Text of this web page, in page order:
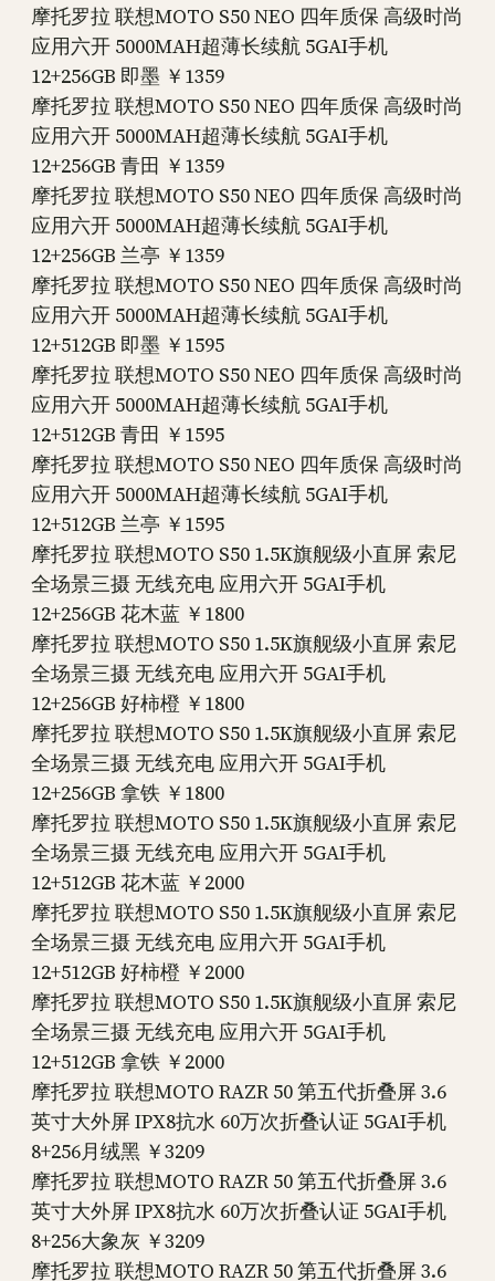
摩托罗拉 联想MOTO S50 NEO 四年质保 高级时尚
应用六开 5000MAH超薄长续航 5GAI手机
12+256GB 即墨 ￥1359
摩托罗拉 联想MOTO S50 NEO 四年质保 高级时尚
应用六开 5000MAH超薄长续航 5GAI手机
12+256GB 青田 ￥1359
摩托罗拉 联想MOTO S50 NEO 四年质保 高级时尚
应用六开 5000MAH超薄长续航 5GAI手机
12+256GB 兰亭 ￥1359
摩托罗拉 联想MOTO S50 NEO 四年质保 高级时尚
应用六开 5000MAH超薄长续航 5GAI手机
12+512GB 即墨 ￥1595
摩托罗拉 联想MOTO S50 NEO 四年质保 高级时尚
应用六开 5000MAH超薄长续航 5GAI手机
12+512GB 青田 ￥1595
摩托罗拉 联想MOTO S50 NEO 四年质保 高级时尚
应用六开 5000MAH超薄长续航 5GAI手机
12+512GB 兰亭 ￥1595
摩托罗拉 联想MOTO S50 1.5K旗舰级小直屏 索尼
全场景三摄 无线充电 应用六开 5GAI手机
12+256GB 花木蓝 ￥1800
摩托罗拉 联想MOTO S50 1.5K旗舰级小直屏 索尼
全场景三摄 无线充电 应用六开 5GAI手机
12+256GB 好柿橙 ￥1800
摩托罗拉 联想MOTO S50 1.5K旗舰级小直屏 索尼
全场景三摄 无线充电 应用六开 5GAI手机
12+256GB 拿铁 ￥1800
摩托罗拉 联想MOTO S50 1.5K旗舰级小直屏 索尼
全场景三摄 无线充电 应用六开 5GAI手机
12+512GB 花木蓝 ￥2000
摩托罗拉 联想MOTO S50 1.5K旗舰级小直屏 索尼
全场景三摄 无线充电 应用六开 5GAI手机
12+512GB 好柿橙 ￥2000
摩托罗拉 联想MOTO S50 1.5K旗舰级小直屏 索尼
全场景三摄 无线充电 应用六开 5GAI手机
12+512GB 拿铁 ￥2000
摩托罗拉 联想MOTO RAZR 50 第五代折叠屏 3.6
英寸大外屏 IPX8抗水 60万次折叠认证 5GAI手机
8+256月绒黑 ￥3209
摩托罗拉 联想MOTO RAZR 50 第五代折叠屏 3.6
英寸大外屏 IPX8抗水 60万次折叠认证 5GAI手机
8+256大象灰 ￥3209
摩托罗拉 联想MOTO RAZR 50 第五代折叠屏 3.6